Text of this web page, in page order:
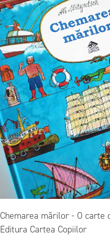
Chemarea mărilor - O carte
Editura Cartea Copiilor